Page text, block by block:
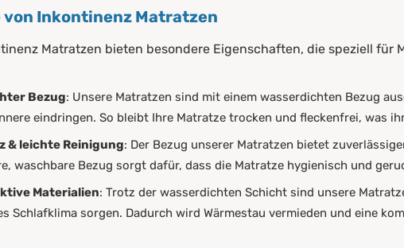
von Inkontinenz Matratzen
Matratzen bieten besondere Eigenschaften, die speziell
Bezug: Unsere Matratzen sind mit einem wasserdichten Bezug
eindringen. So bleibt Ihre Matratze trocken und fleckenfrei, was
& leichte Reinigung: Der Bezug unserer Matratzen bietet
waschbare Bezug sorgt dafür, dass die Matratze hygienisch und
Materialien: Trotz der wasserdichten Schicht sind unsere
Schlafklima sorgen. Dadurch wird Wärmestau vermieden und eine